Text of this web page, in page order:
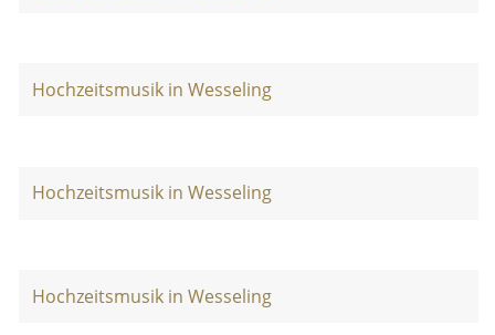
Hochzeitsmusik in Wesseling
Hochzeitsmusik in Wesseling
Hochzeitsmusik in Wesseling